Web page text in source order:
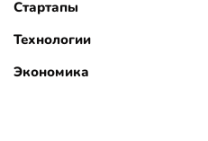
Стартапы
Технологии
Экономика